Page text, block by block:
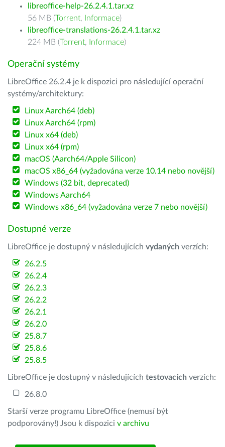
libreoffice-help-26.2.4.1.tar.xz
56 MB (Torrent, Informace)
libreoffice-translations-26.2.4.1.tar.xz
224 MB (Torrent, Informace)
Operační systémy
LibreOffice 26.2.4 je k dispozici pro následující operační
systémy/architektury:
Linux Aarch64 (deb)
Linux Aarch64 (rpm)
Linux x64 (deb)
Linux x64 (rpm)
macOS (Aarch64/Apple Silicon)
macOS x86_64 (vyžadována verze 10.14 nebo novější)
Windows (32 bit, deprecated)
Windows Aarch64
Windows x86_64 (vyžadována verze 7 nebo novější)
Dostupné verze
LibreOffice je dostupný v následujících vydaných verzích:
26.2.5
26.2.4
26.2.3
26.2.2
26.2.1
26.2.0
25.8.7
25.8.6
25.8.5
LibreOffice je dostupný v následujících testovacích verzích:
26.8.0
Starší verze programu LibreOffice (nemusí být
podporovány!) Jsou k dispozici v archivu